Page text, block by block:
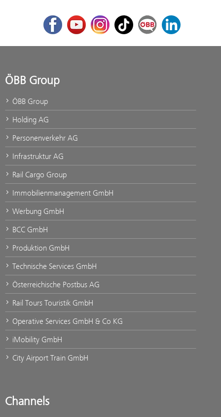
FacebookYoutubeInstagram
TikTok ÖBB Corporate Blog
LinkedIn
ÖBB Group
ÖBB Group
Holding AG
Personenverkehr AG
Infrastruktur AG
Rail Cargo Group
Immobilienmanagement GmbH
Werbung GmbH
BCC GmbH
Produktion GmbH
Technische Services GmbH
Österreichische Postbus AG
Rail Tours Touristik GmbH
Operative Services GmbH & Co KG
iMobility GmbH
City Airport Train GmbH
Channels